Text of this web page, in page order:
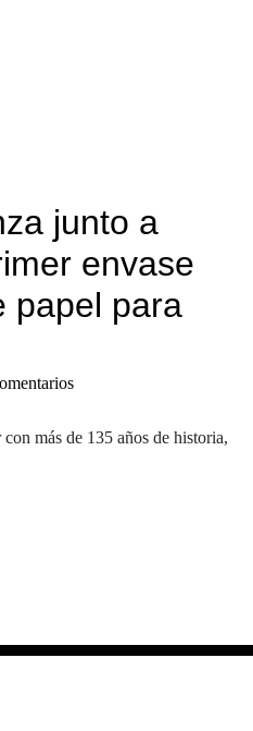
junto a
envase
papel para
más de 135 años de historia,